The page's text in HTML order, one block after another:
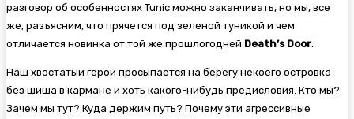
разговор об особенностях Tunic можно заканчивать, но мы, все
же, разъясним, что прячется под зеленой туникой и чем
отличается новинка от той же прошлогодней Death’s Door
Наш хвостатый герой просыпается на берегу некоего островка
без шиша в кармане и хоть какого-нибудь предисловия. Кто мы?
Зачем мы тут? Куда держим путь? Почему эти агрессивные